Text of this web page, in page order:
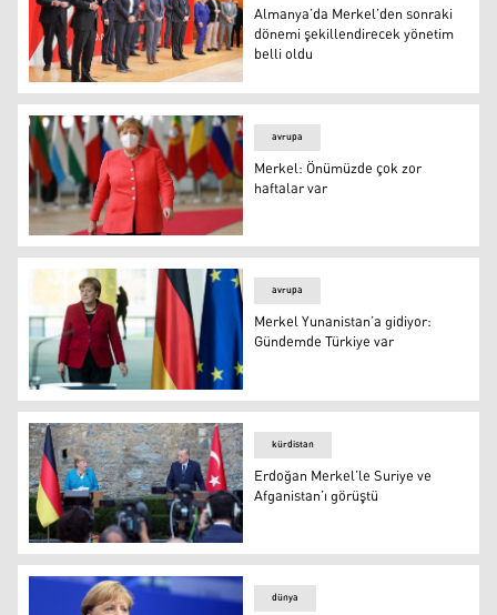
Almanya’da Merkel’den sonraki dönemi
Almanya’da Merkel’den sonraki
dönemi şekillendirecek yönetim
belli oldu
Merkel: Önümüzde çok zor haftalar var
avrupa
Merkel: Önümüzde çok zor
haftalar var
Merkel Yunanistan’a gidiyor: Gündemde Türkiye var
avrupa
Merkel Yunanistan’a gidiyor:
Gündemde Türkiye var
Erdoğan Merkel’le Suriye ve Afganistan’ı görüştü
kürdistan
Erdoğan Merkel’le Suriye ve
Afganistan’ı görüştü
dünya